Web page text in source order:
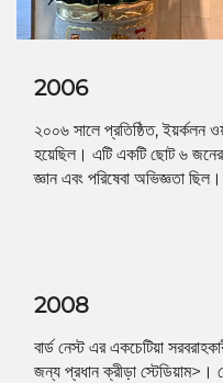
2006
২০০৬ সালে প্রতিষ্ঠিত, ইয়র্কলন
হয়েছিল। এটি একটি ছোট ৬ জনের
জ্ঞান এবং পরিষেবা অভিজ্ঞতা ছিল।
2008
বার্ড নেস্ট এর একচেটিয়া
জন্য প্রধান ক্রীড়া স্টেডিয়াম>।